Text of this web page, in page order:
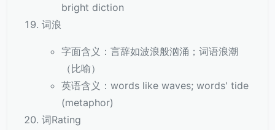
bright diction
词浪
字面含义：言辞如波浪般汹涌；词语浪潮
（比喻）
英语含义：words like waves; words' tide
(metaphor)
词Rating